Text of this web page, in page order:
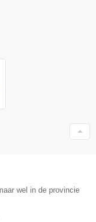
wel in de provincie